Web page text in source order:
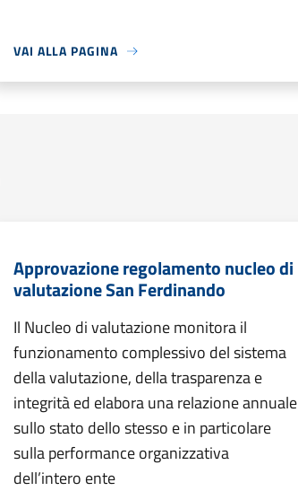
VAI ALLA PAGINA
Approvazione regolamento nucleo di
valutazione San Ferdinando
Il Nucleo di valutazione monitora il
funzionamento complessivo del sistema
della valutazione, della trasparenza e
integrità ed elabora una relazione annuale
sullo stato dello stesso e in particolare
sulla performance organizzativa
dell’intero ente